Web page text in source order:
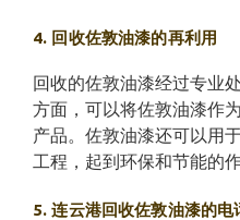
4. 回收佐敦油漆的再利用
回收的佐敦油漆经过专业
方面，可以将佐敦油漆作
产品。佐敦油漆还可以用
工程，起到环保和节能的作
5. 连云港回收佐敦油漆的电